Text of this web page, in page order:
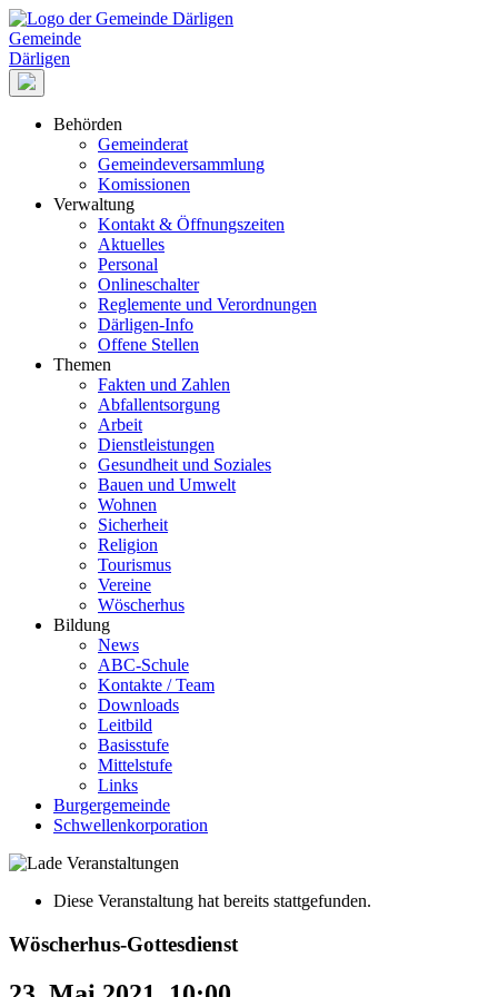
Gemeinde
Därligen
Behörden
Gemeinderat
Gemeindeversammlung
Komissionen
Verwaltung
Kontakt & Öffnungszeiten
Aktuelles
Personal
Onlineschalter
Reglemente und Verordnungen
Därligen-Info
Offene Stellen
Themen
Fakten und Zahlen
Abfallentsorgung
Arbeit
Dienstleistungen
Gesundheit und Soziales
Bauen und Umwelt
Wohnen
Sicherheit
Religion
Tourismus
Vereine
Wöscherhus
Bildung
News
ABC-Schule
Kontakte / Team
Downloads
Leitbild
Basisstufe
Mittelstufe
Links
Burgergemeinde
Schwellenkorporation
Diese Veranstaltung hat bereits stattgefunden.
Wöscherhus-Gottesdienst